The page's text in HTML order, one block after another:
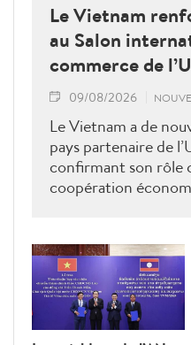
Le Vietnam
au Salon
commerce de
09/08/2026
Le Vietnam a de
pays partenaire de
confirmant son rôle
coopération